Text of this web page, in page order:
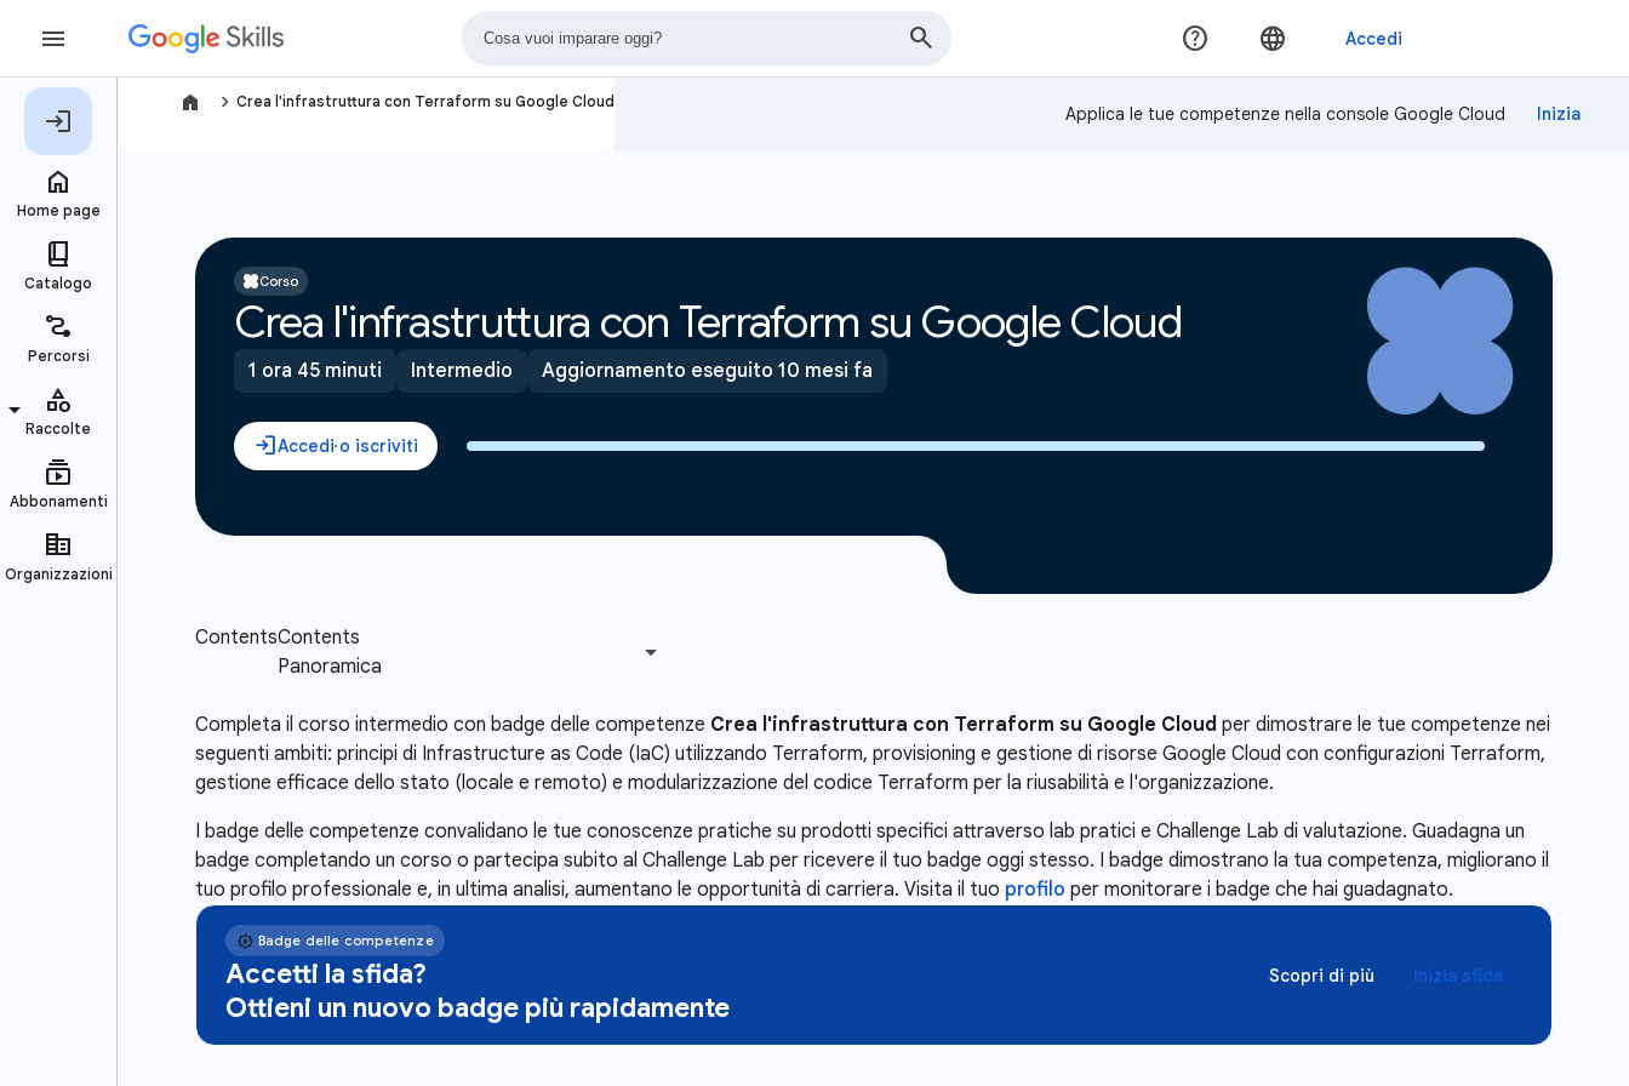
navigate_next Crea l'infrastruttura con Terraform su Google Cloud
Applica le tue competenze nella console Google Cloud
Corso
Crea l'infrastruttura con Terraform su Google Cloud
1 ora 45 minuti Intermedio Aggiornamento eseguito 10 mesi fa
Completa il corso intermedio con badge delle competenze Crea l'infrastruttura con Terraform su Google Cloud per dimostrare le tue competenze nei
seguenti ambiti: principi di Infrastructure as Code (IaC) utilizzando Terraform, provisioning e gestione di risorse Google Cloud con configurazioni Terraform,
gestione efficace dello stato (locale e remoto) e modularizzazione del codice Terraform per la riusabilità e l'organizzazione.
I badge delle competenze convalidano le tue conoscenze pratiche su prodotti specifici attraverso lab pratici e Challenge Lab di valutazione. Guadagna un
badge completando un corso o partecipa subito al Challenge Lab per ricevere il tuo badge oggi stesso. I badge dimostrano la tua competenza, migliorano il
tuo profilo professionale e, in ultima analisi, aumentano le opportunità di carriera. Visita il tuo profilo per monitorare i badge che hai guadagnato.
Accetti la sfida?
Ottieni un nuovo badge più rapidamente
Scopri di più Inizia sfida